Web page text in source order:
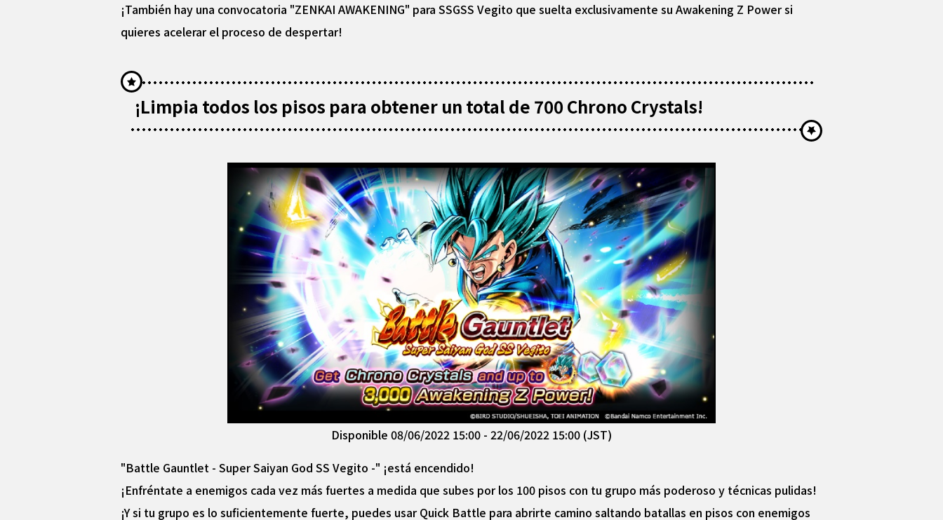
¡También hay una convocatoria "ZENKAI AWAKENING" para SSGSS Vegito que suelta exclusivamente su Awakening Z Power si
quieres acelerar el proceso de despertar!
¡Limpia todos los pisos para obtener un total de 700 Chrono Crystals!
Disponible 08/06/2022 15:00 - 22/06/2022 15:00 (JST)
"Battle Gauntlet - Super Saiyan God SS Vegito -" ¡está encendido!
¡Enfréntate a enemigos cada vez más fuertes a medida que subes por los 100 pisos con tu grupo más poderoso y técnicas pulidas!
¡Y si tu grupo es lo suficientemente fuerte, puedes usar Quick Battle para abrirte camino saltando batallas en pisos con enemigos